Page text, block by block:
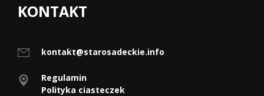
KONTAKT
kontakt@starosadeckie.info
Regulamin
Polityka ciasteczek